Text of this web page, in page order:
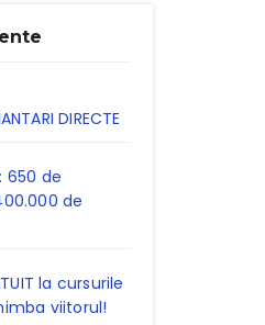
DIRECTE
650 de
de
la cursurile
viitorul!